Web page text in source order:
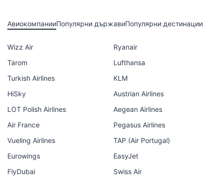
АвиокомпанииПопулярни държавиПопулярни дестинации
Wizz Air
Ryanair
Tarom
Lufthansa
Turkish Airlines
KLM
HiSky
Austrian Airlines
LOT Polish Airlines
Aegean Airlines
Air France
Pegasus Airlines
Vueling Airlines
TAP (Air Portugal)
Eurowings
EasyJet
FlyDubai
Swiss Air